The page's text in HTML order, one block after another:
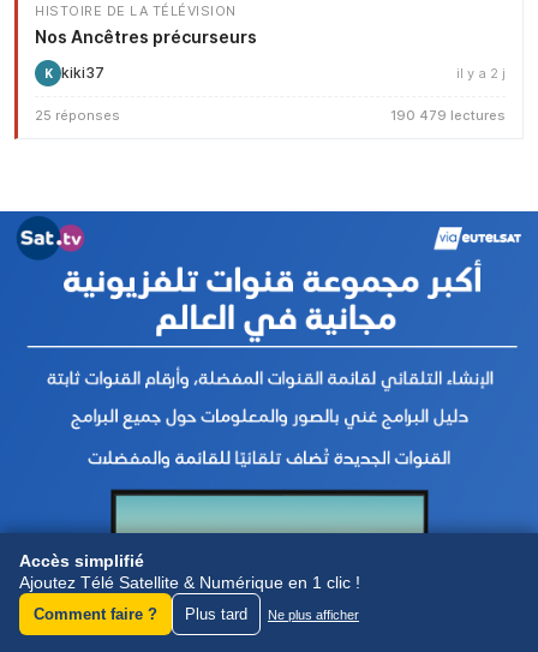
HISTOIRE DE LA TÉLÉVISION
Nos Ancêtres précurseurs
K kiki37 il y a 2 j
25 réponses 190 479 lectures
Accès simplifié
Ajoutez Télé Satellite & Numérique en 1 clic !
Comment faire ? Plus tard Ne plus afficher